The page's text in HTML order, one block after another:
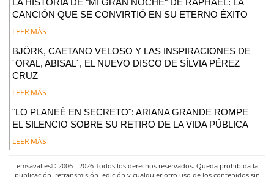
CANCIÓN QUE SE CONVIRTIÓ EN SU ETERNO ÉXITO
LEER MÁS
BJÖRK, CAETANO VELOSO Y LAS INSPIRACIONES DE
´ORAL, ABISAL´, EL NUEVO DISCO DE SÍLVIA PÉREZ
CRUZ
LEER MÁS
"LO PLANEÉ EN SECRETO": ARIANA GRANDE ROMPE
EL SILENCIO SOBRE SU RETIRO DE LA VIDA PÚBLICA
LEER MÁS
emsavalles© 2006 - 2026 Todos los derechos reservados. Queda prohibida la
publicación, retransmisión, edición y cualquier otro uso de los contenidos sin